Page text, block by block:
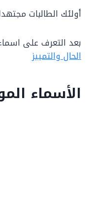
أولئك الطالبات
بعد التعرف على
الحال والتمييز
الأسماء